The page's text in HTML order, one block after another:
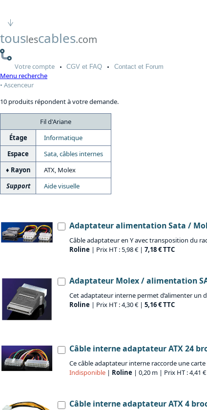
touslescables.com
Votrecompte CGV et FAQ Contactet Forum
Menu recherche
Ascenceur
10 produits répondent à votre demande.
Fil d'Ariane
Étage
Informatique
Espace
Sata, câbles internes
Rayon
ATX, Molex
Support
Aide visuelle
Adaptateur alimentation Sata /
Câble adaptateur en Y avec transposition du
Roline | Prix HT : 5,98 € | 7,18 € TTC
Adaptateur Molex / alimentation
Cet adaptateur interne permet d’alimenter un
Roline | Prix HT : 4,30 € | 5,16 € TTC
Câble interne adaptateur ATX 24
Ce câble adaptateur interne raccorde une
Indisponible | Roline | 0,20 m | Prix HT : 4,41
Câble interne adaptateur ATX 4